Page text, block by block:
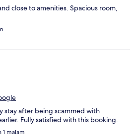
close to amenities. Spacious room,
stay after being scammed with
Fully satisfied with this booking.
1 malam